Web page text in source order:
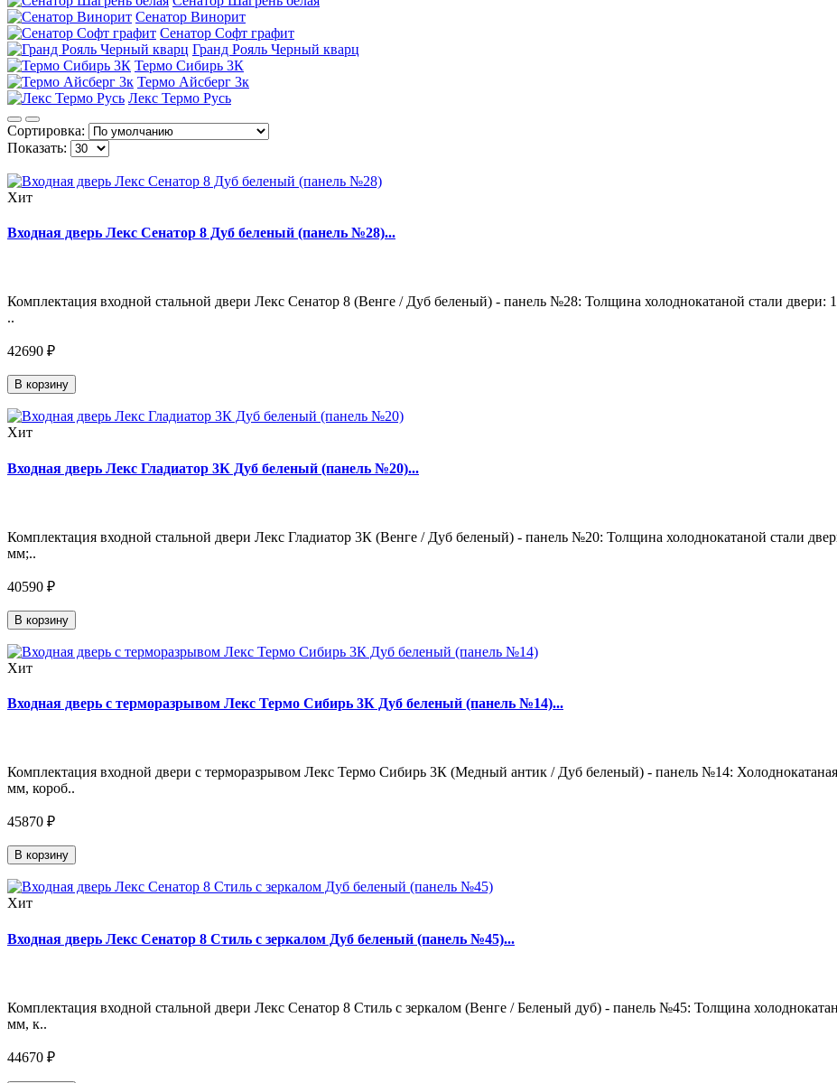
Сенатор Винорит
Сенатор Софт графит
Гранд Рояль Черный кварц
Термо Сибирь 3К
Термо Айсберг 3к
Лекс Термо Русь
Сортировка:
Показать:
Хит
Входная дверь Лекс Сенатор 8 Дуб беленый (панель №28)...
Комплектация входной стальной двери Лекс Сенатор 8 (Венге / Дуб беленый) - панель №28: Толщина холоднокатаной стали
..
42690 ₽
В корзину
Хит
Входная дверь Лекс Гладиатор 3К Дуб беленый (панель №20)...
Комплектация входной стальной двери Лекс Гладиатор 3К (Венге / Дуб беленый) - панель №20: Толщина холоднокатаной стали
мм;..
40590 ₽
В корзину
Хит
Входная дверь с терморазрывом Лекс Термо Сибирь 3К Дуб беленый (панель №14)...
Комплектация входной двери с терморазрывом Лекс Термо Сибирь 3К (Медный антик / Дуб беленый) - панель №14:
мм, короб..
45870 ₽
В корзину
Хит
Входная дверь Лекс Сенатор 8 Стиль с зеркалом Дуб беленый (панель №45)...
Комплектация входной стальной двери Лекс Сенатор 8 Стиль с зеркалом (Венге / Беленый дуб) - панель №45: Толщина
мм, к..
44670 ₽